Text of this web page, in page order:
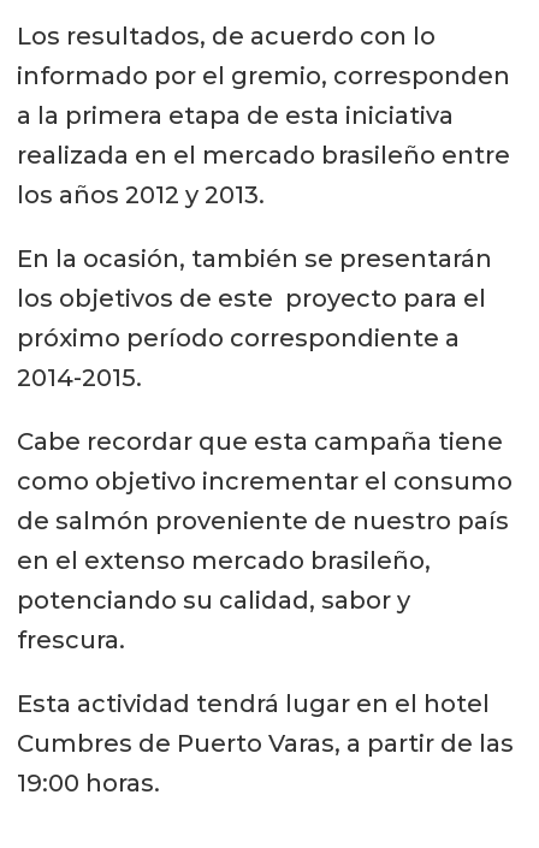
Los resultados, de acuerdo con lo
informado por el gremio, corresponden
a la primera etapa de esta iniciativa
realizada en el mercado brasileño entre
los años 2012 y 2013.
En la ocasión, también se presentarán
los objetivos de este proyecto para el
próximo período correspondiente a
2014-2015.
Cabe recordar que esta campaña tiene
como objetivo incrementar el consumo
de salmón proveniente de nuestro país
en el extenso mercado brasileño,
potenciando su calidad, sabor y
frescura.
Esta actividad tendrá lugar en el hotel
Cumbres de Puerto Varas, a partir de las
19:00 horas.